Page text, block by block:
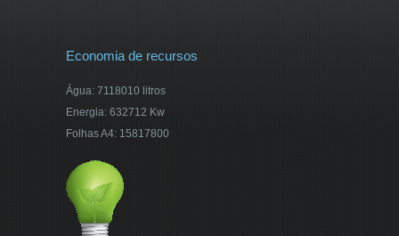
Economia de recursos
Água: 7118010 litros
Energia: 632712 Kw
Folhas A4: 15817800